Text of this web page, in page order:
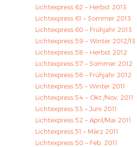
Lichtexpress 62 – Herbst 2013
Lichtexpress 61 – Sommer 2013
Lichtexpress 60 – Frühjahr 2013
Lichtexpress 59 – Winter 2012/13
Lichtexpress 58 – Herbst 2012
Lichtexpress 57 – Sommer 2012
Lichtexpress 56 – Frühjahr 2012
Lichtexpress 55 – Winter 2011
Lichtexpress 54 – Okt./Nov. 2011
Lichtexpress 53 – Juni 2011
Lichtexpress 52 – April/Mai 2011
Lichtexpress 51 – März 2011
Lichtexpress 50 – Feb. 2011